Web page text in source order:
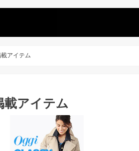
アイテム
載アイテム